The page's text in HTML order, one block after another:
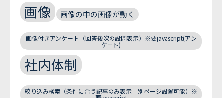
画像 画像の中の画像が動く
画像付きアンケート（回答後次の設問表示）※要javascript(アン
ケート)
社内体制
絞り込み検索（条件に合う記事のみ表示｜別ページ設置可能）※